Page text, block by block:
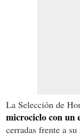
La Selección de
microciclo con un
cerradas frente a